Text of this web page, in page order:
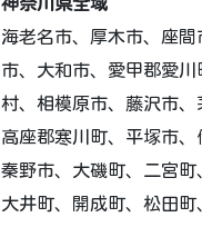
神奈川県全域
海老名市、厚木市、座間
市、大和市、愛甲郡愛川
村、相模原市、藤沢市、
高座郡寒川町、平塚市、
秦野市、大磯町、二宮町
大井町、開成町、松田町